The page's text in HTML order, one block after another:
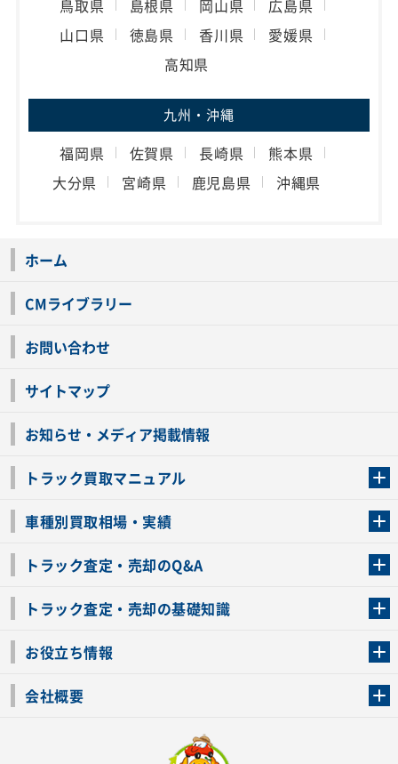
鳥取県 島根県 岡山県
広島県
山口県
徳島県 香川県
愛媛県
高知県
九州・沖縄
福岡県 佐賀県 長崎県
熊本県
大分県
宮崎県 鹿児島県 沖縄県
ホーム
CMライブラリー
お問い合わせ
サイトマップ
お知らせ・メディア掲載情報
トラック買取マニュアル
車種別買取相場・実績
トラック査定・売却のQ&A
トラック査定・売却の基礎知識
お役立ち情報
会社概要